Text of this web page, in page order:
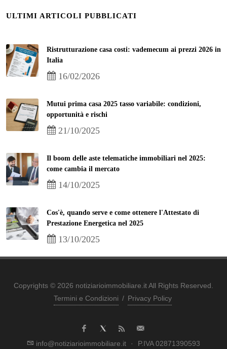
ULTIMI ARTICOLI PUBBLICATI
Ristrutturazione casa costi: vademecum ai prezzi 2026 in
Italia
16/02/2026
Mutui prima casa 2025 tasso variabile: condizioni,
opportunità e rischi
21/10/2025
Il boom delle aste telematiche immobiliari nel 2025:
come cambia il mercato
14/10/2025
Cos'è, quando serve e come ottenere l'Attestato di
Prestazione Energetica nel 2025
13/10/2025
Copyrights © 2026 notiziarioimmobiliare.it All Rights Reserved.
Termini e Condizioni / Privacy Policy
info@notiziarioimmobiliare.it · P.IVA 02871390593